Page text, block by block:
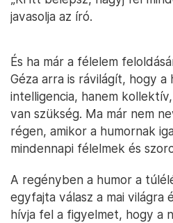
javasolja az író.
És ha már a félelem
Géza arra is rávilágít, hogy a
intelligencia, hanem
van szükség. Ma már nem
régen, amikor a humornak
mindennapi félelmek és
A regényben a humor a
egyfajta válasz a mai világra
hívja fel a figyelmet, hogy a